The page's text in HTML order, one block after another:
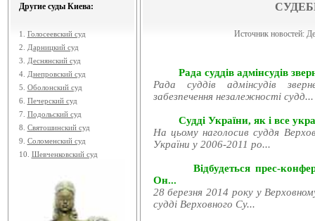
Другие суды Киева:
1. Голосеевский суд
2.
Дарницкий суд
3.
Деснянский суд
4. Днепровский суд
5. Оболонский суд
6. Печерский суд
7. Подольский суд
8. Святошинский суд
9. Соломенский суд
10. Шевченковский суд
Источник новостей:
Рада суддів адмінсудів
Рада суддів адмінсудів
забезпечення незалежності судд...
Судді України, як і все
На цьому наголосив суддя
України у 2006-2011 ро...
Відбудеться прес-
Он...
28 березня 2014 року у
судді Верховного Су...